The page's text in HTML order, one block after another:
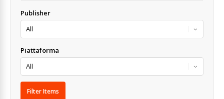
Publisher
Piattaforma